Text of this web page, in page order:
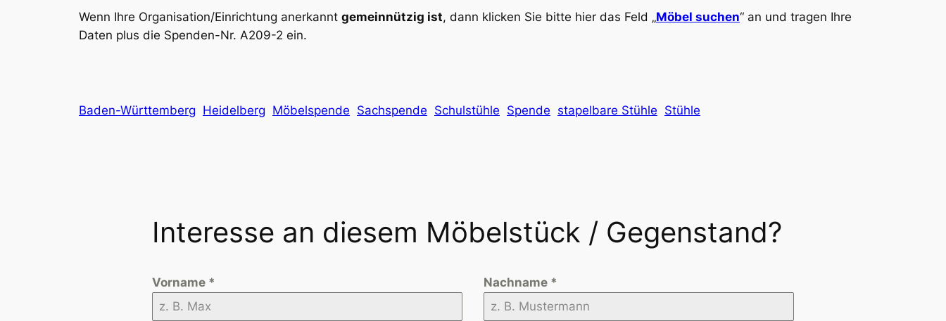
Wenn Ihre Organisation/Einrichtung anerkannt gemeinnützig ist, dann klicken Sie bitte hier das Feld „Möbel suchen“ an und tragen Ihre
Daten plus die Spenden-Nr. A209-2 ein.
Baden-Württemberg Heidelberg Möbelspende Sachspende Schulstühle Spende stapelbare Stühle Stühle
Interesse an diesem Möbelstück / Gegenstand?
Vorname * Nachname *